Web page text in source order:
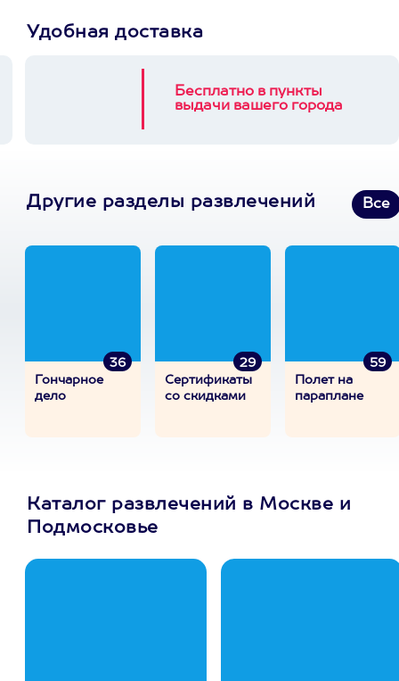
Удобная доставка
Бесплатно в пункты
выдачи вашего города
Другие разделы развлечений Все
36
Гончарное
дело
29
Сертификаты
со скидками
59
Полет на
параплане
Каталог развлечений в Москве и
Подмосковье